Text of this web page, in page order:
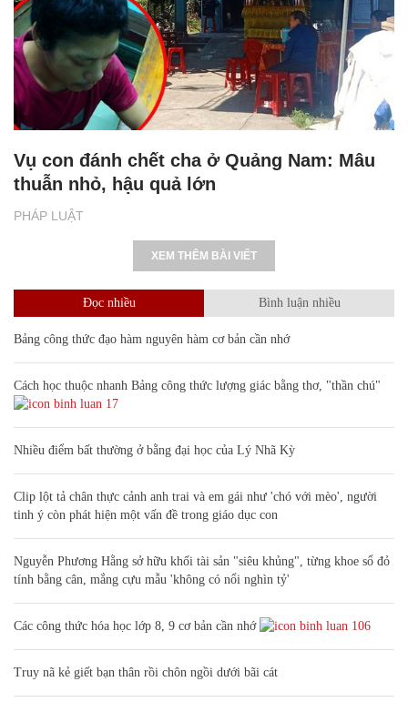
PHÁP LUẬT
Vụ con đánh chết cha ở Quảng Nam: Mâu
thuẫn nhỏ, hậu quả lớn
XEM THÊM BÀI VIẾT
Đọc nhiều Bình luận nhiều
Bảng công thức đạo hàm nguyên hàm cơ bản cần nhớ
Cách học thuộc nhanh Bảng công thức lượng giác bằng thơ, "thần chú"
17
Nhiều điểm bất thường ở bằng đại học của Lý Nhã Kỳ
Clip lột tả chân thực cảnh anh trai và em gái như 'chó với mèo', người
tinh ý còn phát hiện một vấn đề trong giáo dục con
Nguyễn Phương Hằng sở hữu khối tài sản "siêu khủng", từng khoe sổ đỏ
tính bằng cân, mắng cựu mẫu 'không có nổi nghìn tỷ'
Các công thức hóa học lớp 8, 9 cơ bản cần nhớ 106
Truy nã kẻ giết bạn thân rồi chôn ngồi dưới bãi cát